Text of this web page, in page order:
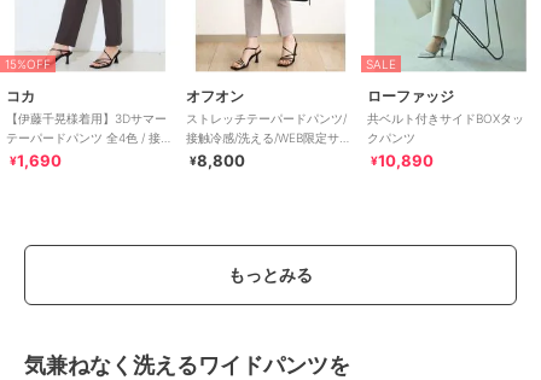
15%OFF
コカ
【伊藤千晃様着用】3Dサマー
テーパードパンツ 全4色 / 接触
冷感・シワになりにくい
¥1,690
オフオン
ストレッチテーパードパンツ/
接触冷感/洗える/WEB限定サイ
ズあり
¥8,800
SALE
ローファッジ
共ベルト付きサイドBOXタッ
クパンツ
¥10,890
もっとみる
気兼ねなく洗えるワイドパンツを